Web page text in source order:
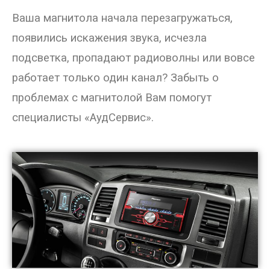
- Ремонт аудио для клубов, ресторанов, школ
Магазин
Наши работы
Отзывы
Гарантия
Доставка и оплата
Статьи
- Улучшение звучания усилителя: развеиваем мифы о
апгрейде
- Последствия любительской установки Bluetooth модуля.
Ваша магнитола начала перезагружаться,
появились искажения звука, исчезла
подсветка, пропадают радиоволны или вовсе
работает только один канал? Забыть о
проблемах с магнитолой Вам помогут
специалисты «АудСервис».